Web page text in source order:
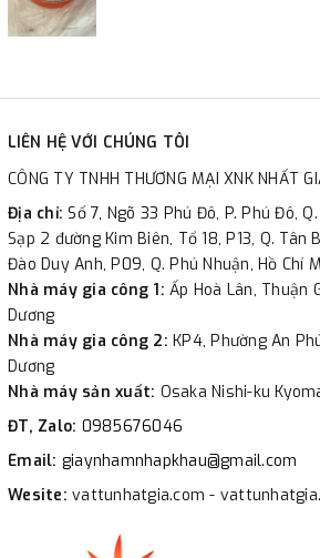
LIÊN HỆ VỚI CHÚNG TÔI
CÔNG TY TNHH THƯƠNG MẠI XNK NHẤT
Địa chỉ:Số 7, Ngõ 33 Phú Đô, P. Phú Đô,
Sạp 2 đường Kim Biên, Tổ 18, P13, Q. Tân
Đào Duy Anh, P09, Q. Phú Nhuận, Hồ Chí
Nhà máy gia công 1: Ấp Hoà Lân, Thuận
Dương
Nhà máy gia công 2: KP4, Phường An
Dương
Nhà máy sản xuất: Osaka Nishi-ku
ĐT, Zalo: 0985676046
Email: giaynhamnhapkhau@gmail.com
Wesite: vattunhatgia.com -